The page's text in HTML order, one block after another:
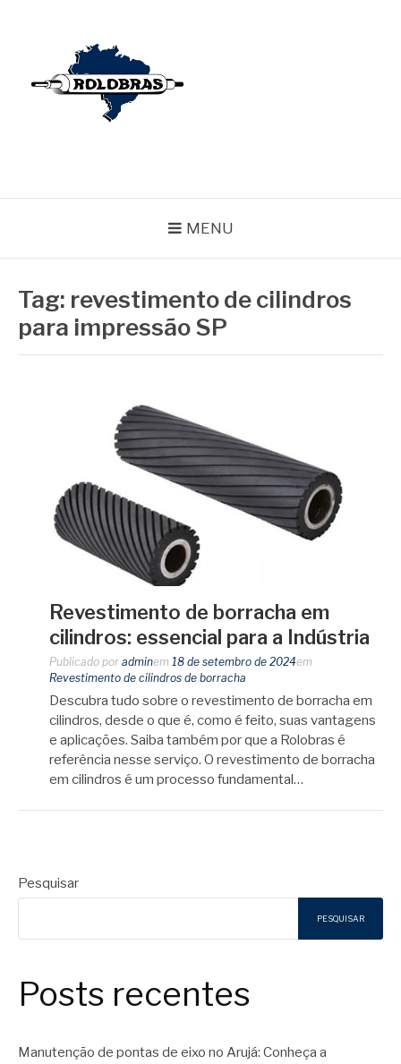
MENU
Tag: revestimento de cilindros
para impressão SP
Revestimento de borracha em
cilindros: essencial para a Indústria
Publicado por adminem 18 de setembro de 2024em
Revestimento de cilindros de borracha
Descubra tudo sobre o revestimento de borracha em
cilindros, desde o que é, como é feito, suas vantagens
e aplicações. Saiba também por que a Rolobras é
referência nesse serviço. O revestimento de borracha
em cilindros é um processo fundamental…
Pesquisar
PESQUISAR
Posts recentes
Manutenção de pontas de eixo no Arujá: Conheça a